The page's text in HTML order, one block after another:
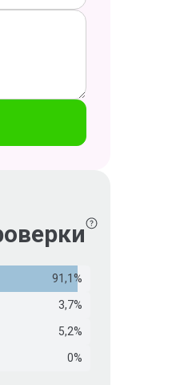
91,1%
3,7%
5,2%
0%